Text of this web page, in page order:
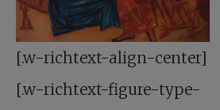
[.w-richtext-align-center]
[.w-richtext-figure-type-